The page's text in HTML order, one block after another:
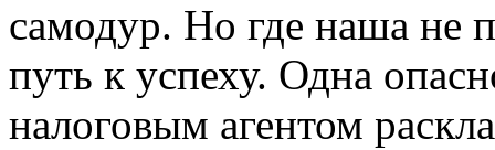
самодур. Но где наша не
путь к успеху. Одна
налоговым агентом